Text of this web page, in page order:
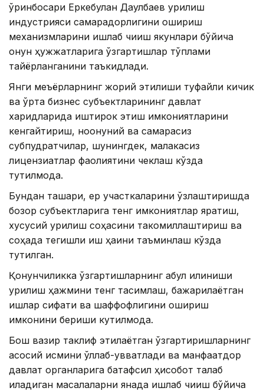
ўринбосари Еркебулан Даулбаев қурилиш
индустрияси самарадорлигини ошириш
механизмларини ишлаб чиқиш якунлари бўйича
қонун ҳужжатларига ўзгартишлар тўплами
тайёрланганини таъкидлади.
Янги меъёрларнинг жорий этилиши туфайли кичик
ва ўрта бизнес субъектларининг давлат
харидларида иштирок этиш имкониятларини
кенгайтириш, ноқонуний ва самарасиз
субпудратчилар, шунингдек, малакасиз
лицензиатлар фаолиятини чеклаш кўзда
тутилмоқда.
Бундан ташқари, ер участкаларини ўзлаштиришда
бозор субъектларига тенг имкониятлар яратиш,
хусусий қурилиш соҳасини такомиллаштириш ва
соҳада тегишли иш ҳақини таъминлаш кўзда
тутилган.
Қонунчиликка ўзгартишларнинг қабул қилиниши
қурилиш ҳажмини тенг тақсимлаш, бажарилаётган
ишлар сифати ва шаффофлигини ошириш
имконини бериши кутилмоқда.
Бош вазир таклиф этилаётган ўзгартиришларнинг
асосий қисмини қўллаб-қувватлади ва манфаатдор
давлат органларига батафсил ҳисобот талаб
қиладиган масалаларни янада ишлаб чиқиш бўйича